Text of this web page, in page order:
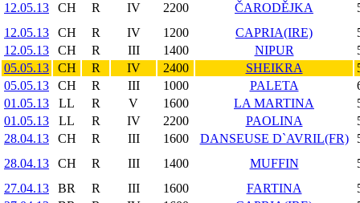
12.05.13
CH R IV 2200 ČARODĚJKA
12.05.13
CH R IV 1200 CAPRIA(IRE)
12.05.13
CH R III 1400 NIPUR
05.05.13
CH R IV 2400 SHEIKRA
05.05.13
CH R III 1000 PALETA
01.05.13
LL R V 1600 LA MARTINA
01.05.13
LL R IV 2200 PAOLINA
28.04.13
CH R III 1600 DANSEUSE D`AVRIL(FR)
28.04.13
CH R III 1400 MUFFIN
27.04.13
BR R III 1600 FARTINA